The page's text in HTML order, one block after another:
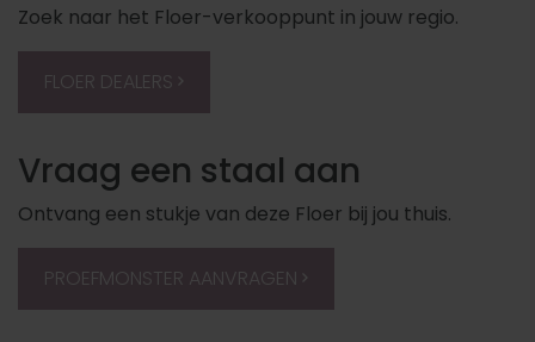
Zoek naar het Floer-verkooppunt in jouw regio.
FLOER DEALERS
Vraag een staal aan
Ontvang een stukje van deze Floer bij jou thuis.
PROEFMONSTER AANVRAGEN